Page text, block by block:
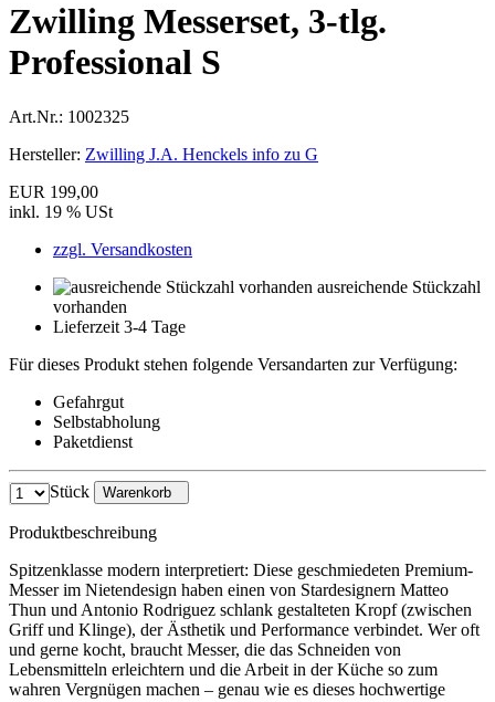
Zwilling Messerset, 3-tlg.
Professional S
Art.Nr.: 1002325
Hersteller: Zwilling J.A. Henckels info zu G
EUR 199,00
inkl. 19 % USt
zzgl. Versandkosten
ausreichende Stückzahl
vorhanden
Lieferzeit 3-4 Tage
Für dieses Produkt stehen folgende Versandarten zur Verfügung:
Gefahrgut
Selbstabholung
Paketdienst
Stück Warenkorb
Produktbeschreibung
Spitzenklasse modern interpretiert: Diese geschmiedeten Premium-
Messer im Nietendesign haben einen von Stardesignern Matteo
Thun und Antonio Rodriguez schlank gestalteten Kropf (zwischen
Griff und Klinge), der Ästhetik und Performance verbindet. Wer oft
und gerne kocht, braucht Messer, die das Schneiden von
Lebensmitteln erleichtern und die Arbeit in der Küche so zum
wahren Vergnügen machen – genau wie es dieses hochwertige